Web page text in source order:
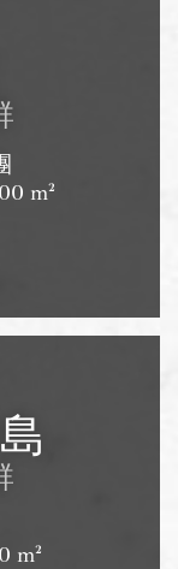
m²
m²